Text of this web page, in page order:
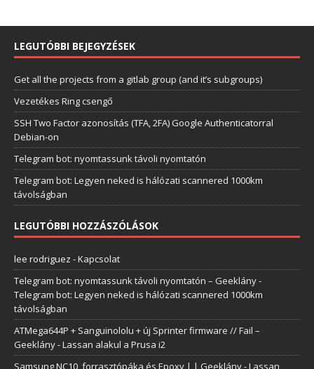
LEGUTÓBBI BEJEGYZÉSEK
Get all the projects from a gitlab group (and it’s subgroups)
Vezetékes Ring csengő
SSH Two Factor azonosítás (TFA, 2FA) Google Authenticatorral
Debian-on
Telegram bot: nyomtassunk távoli nyomtatón
Telegram bot: Legyen neked is hálózati scannered 1000km
távolságban
LEGUTÓBBI HOZZÁSZÓLÁSOK
lee rodriguez -Kapcsolat
Telegram bot: nyomtassunk távoli nyomtatón – Geeklány-
Telegram bot: Legyen neked is hálózati scannered 1000km
távolságban
ATMega644P + Sanguinololu + új Sprinter firmware // Fail –
Geeklány-Lassan alakul a Prusa i2
Samsung NC10, forrasztópáka és Epoxy | | Geeklány-Lassan